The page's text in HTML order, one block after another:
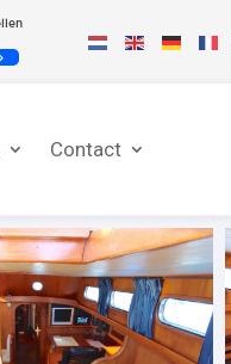
Contact